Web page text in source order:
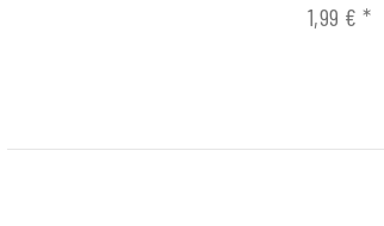
1,99 €*